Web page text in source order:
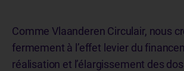
Comme Vlaanderen Circulair, nous
fermement à l’effet levier du
réalisation et l’élargissement des